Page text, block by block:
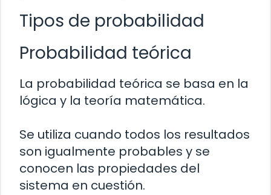
Tipos de probabilidad
Probabilidad teórica
La probabilidad teórica se basa en la
lógica y la teoría matemática.
Se utiliza cuando todos los resultados
son igualmente probables y se
conocen las propiedades del
sistema en cuestión.